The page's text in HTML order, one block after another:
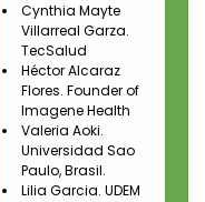
Cynthia Mayte
Villarreal Garza.
TecSalud
Héctor Alcaraz
Flores. Founder of
Imagene Health
Valeria Aoki.
Universidad Sao
Paulo, Brasil.
Lilia Garcia. UDEM